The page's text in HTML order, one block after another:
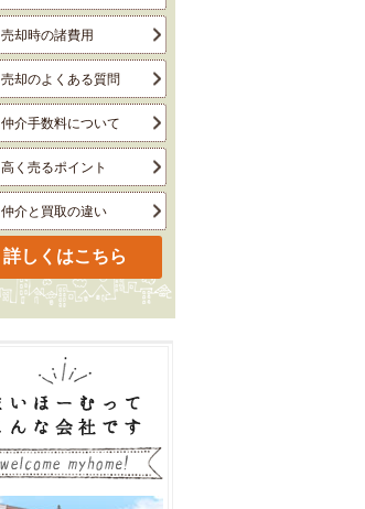
売却時の諸費用
売却のよくある質問
仲介手数料について
高く売るポイント
仲介と買取の違い
詳しくはこちら